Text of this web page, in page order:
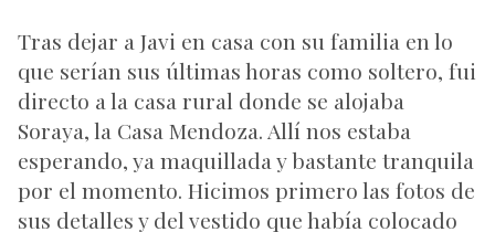
Tras dejar a Javi en casa con su familia en lo
que serían sus últimas horas como soltero, fui
directo a la casa rural donde se alojaba
Soraya, la Casa Mendoza. Allí nos estaba
esperando, ya maquillada y bastante tranquila
por el momento. Hicimos primero las fotos de
sus detalles y del vestido que había colocado